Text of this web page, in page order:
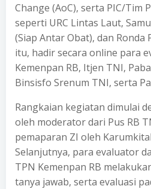
Change (AoC), serta PIC/Tim
seperti URC Lintas Laut,
(Siap Antar Obat), dan Ronda
itu, hadir secara online para
Kemenpan RB, Itjen TNI,
Binsisfo Srenum TNI, serta
Rangkaian kegiatan dimulai
oleh moderator dari Pus RB
pemaparan ZI oleh
Selanjutnya, para evaluator
TPN Kemenpan RB
tanya jawab, serta evaluasi